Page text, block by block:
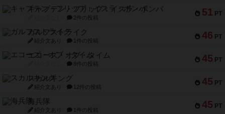
51 PT
キャプテン・フリップ：イスラ・ボンバ
2件の投稿
46 PT
ガルフストライク
紹介文あり 1件の投稿
45 PT
エコーズ・オブ・タイム
8件の投稿
45 PT
スカルキング
紹介文あり 12件の投稿
45 PT
海兵隊
紹介文あり 1件の投稿